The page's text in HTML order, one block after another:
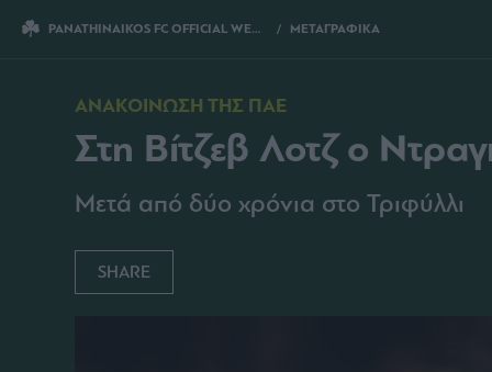
PANATHINAIKOS FC OFFICIAL WEBSITE ΜΕΤΑΓΡΑΦΙΚΑ
ΑΝΑΚΟΙΝΩΣΗ ΤΗΣ ΠΑΕ
Στη Βίτζεβ Λοτζ ο
Μετά από δύο χρόνια στο Τριφύλλι
SHARE